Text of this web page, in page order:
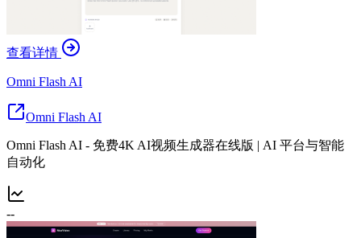
查看详情
Omni Flash AI
Omni Flash AI
Omni Flash AI - 免费4K AI视频生成器在线版 | AI 平台与智能
自动化
--